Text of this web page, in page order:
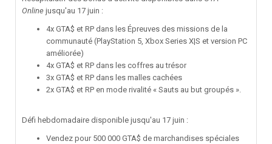
Online jusqu'au 17 juin :
4x GTA$ et RP dans les Épreuves des missions de la
communauté (PlayStation 5, Xbox Series X|S et version PC
améliorée)
4x GTA$ et RP dans les coffres au trésor
3x GTA$ et RP dans les malles cachées
2x GTA$ et RP en mode rivalité « Sauts au but groupés ».
Défi hebdomadaire disponible jusqu'au 17 juin :
Vendez pour 500 000 GTA$ de marchandises spéciales